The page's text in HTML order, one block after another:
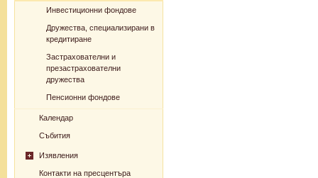
Инвестиционни фондове
Дружества, специализирани в
кредитиране
Застрахователни и
презастрахователни
дружества
Пенсионни фондове
Календар
Събития
Изявления
Контакти на пресцентъра